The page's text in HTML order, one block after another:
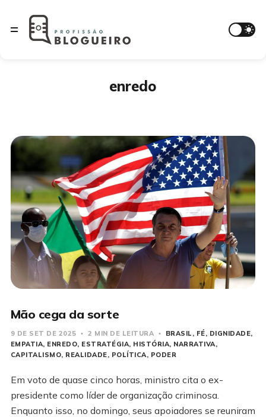
enredo
Mão cega da sorte
9 DE SET DE 2025 2 MIN DE LEITURA BRASIL FÉ
DIGNIDADE
EMPATIA ENREDO ESTRATÉGIA HISTÓRIA NARRATIVA
CAPITALISMO REALIDADE POLÍTICA PODER
Em voto de quase cinco horas, ministro cita o ex-
presidente como líder de organização criminosa.
Enquanto isso, no domingo, seus apoiadores se reuniram